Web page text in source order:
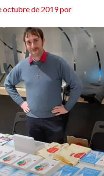
octubre de 2019por